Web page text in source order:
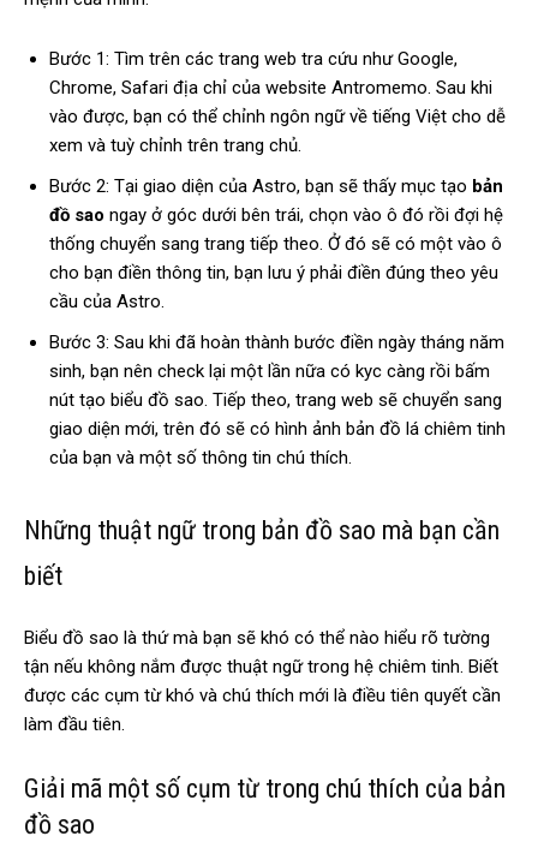
Bước 1: Tìm trên các trang web tra cứu như Google,
Chrome, Safari địa chỉ của website Antromemo. Sau khi
vào được, bạn có thể chỉnh ngôn ngữ về tiếng Việt cho dễ
xem và tuỳ chỉnh trên trang chủ.
Bước 2: Tại giao diện của Astro, bạn sẽ thấy mục tạo bản
đồ sao ngay ở góc dưới bên trái, chọn vào ô đó rồi đợi hệ
thống chuyển sang trang tiếp theo. Ở đó sẽ có một vào ô
cho bạn điền thông tin, bạn lưu ý phải điền đúng theo yêu
cầu của Astro.
Bước 3: Sau khi đã hoàn thành bước điền ngày tháng năm
sinh, bạn nên check lại một lần nữa có kyc càng rồi bấm
nút tạo biểu đồ sao. Tiếp theo, trang web sẽ chuyển sang
giao diện mới, trên đó sẽ có hình ảnh bản đồ lá chiêm tinh
của bạn và một số thông tin chú thích.
Những thuật ngữ trong bản đồ sao mà bạn cần
biết
Biểu đồ sao là thứ mà bạn sẽ khó có thể nào hiểu rõ tường
tận nếu không nắm được thuật ngữ trong hệ chiêm tinh. Biết
được các cụm từ khó và chú thích mới là điều tiên quyết cần
làm đầu tiên.
Giải mã một số cụm từ trong chú thích của bản
đồ sao